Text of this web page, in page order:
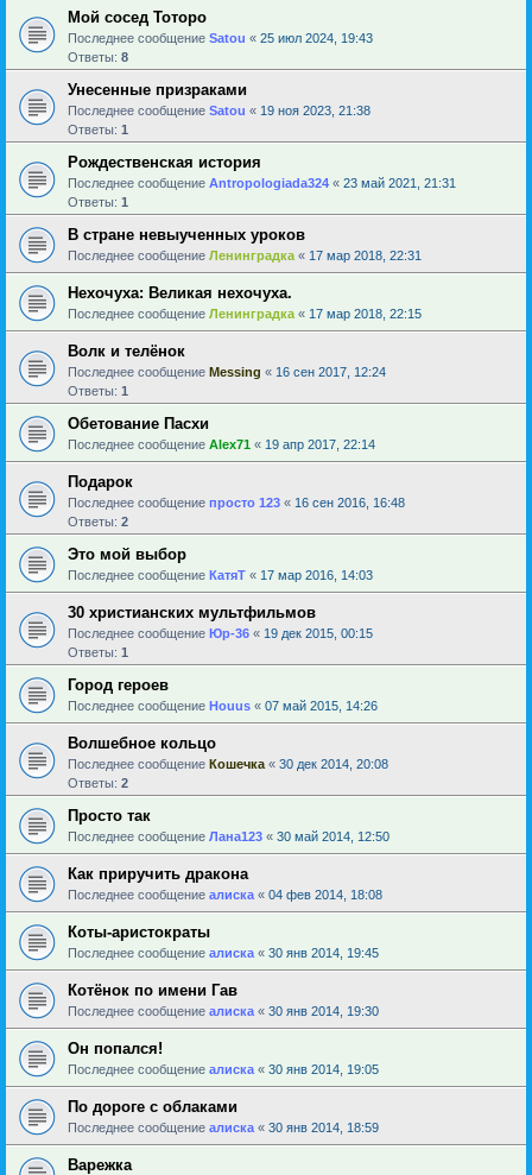
Мой сосед Тоторо
Последнее сообщение Satou « 25 июл 2024, 19:43
Ответы: 8
Унесенные призраками
Последнее сообщение Satou « 19 ноя 2023, 21:38
Ответы: 1
Рождественская история
Последнее сообщение Antropologiada324 « 23 май 2021, 21:31
Ответы: 1
В стране невыученных уроков
Последнее сообщение Ленинградка « 17 мар 2018, 22:31
Нехочуха: Великая нехочуха.
Последнее сообщение Ленинградка « 17 мар 2018, 22:15
Волк и телёнок
Последнее сообщение Messing « 16 сен 2017, 12:24
Ответы: 1
Обетование Пасхи
Последнее сообщение Alex71 « 19 апр 2017, 22:14
Подарок
Последнее сообщение просто 123 « 16 сен 2016, 16:48
Ответы: 2
Это мой выбор
Последнее сообщение КатяТ « 17 мар 2016, 14:03
30 христианских мультфильмов
Последнее сообщение Юр-36 « 19 дек 2015, 00:15
Ответы: 1
Город героев
Последнее сообщение Houus « 07 май 2015, 14:26
Волшебное кольцо
Последнее сообщение Кошечка « 30 дек 2014, 20:08
Ответы: 2
Просто так
Последнее сообщение Лана123 « 30 май 2014, 12:50
Как приручить дракона
Последнее сообщение алиска « 04 фев 2014, 18:08
Коты-аристократы
Последнее сообщение алиска « 30 янв 2014, 19:45
Котёнок по имени Гав
Последнее сообщение алиска « 30 янв 2014, 19:30
Он попался!
Последнее сообщение алиска « 30 янв 2014, 19:05
По дороге с облаками
Последнее сообщение алиска « 30 янв 2014, 18:59
Варежка